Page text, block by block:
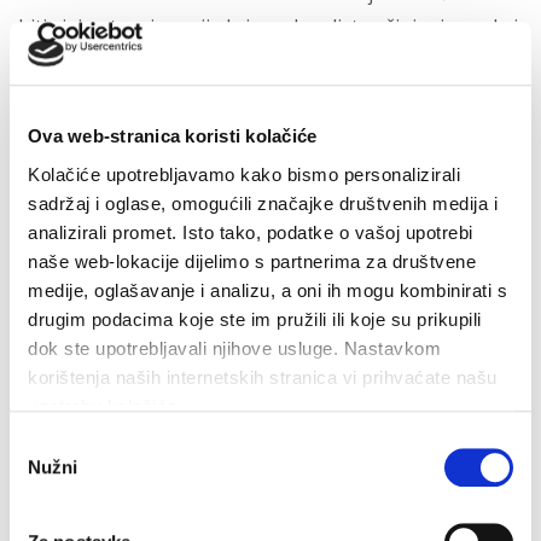
Ova web-stranica koristi kolačiće
Kolačiće upotrebljavamo kako bismo personalizirali
sadržaj i oglase, omogućili značajke društvenih medija i
analizirali promet. Isto tako, podatke o vašoj upotrebi
naše web-lokacije dijelimo s partnerima za društvene
medije, oglašavanje i analizu, a oni ih mogu kombinirati s
drugim podacima koje ste im pružili ili koje su prikupili
dok ste upotrebljavali njihove usluge. Nastavkom
korištenja naših internetskih stranica vi prihvaćate našu
pristanka
Nužni
biti sjajan turnir, a nije krio zadovoljstvo činjenicom da i
će ove godine u Makarskoj nastupiti puno hrvatskih
predstavnica u glavnom ždrijebu.
„Moja velika želja je da u finalu imamo Hrvaticu, pa
neka bolja pobijedi“, poručio je Lukas.
Zadnje vijesti
Makarska proslavila Dan pobjede uz Marka Škugora